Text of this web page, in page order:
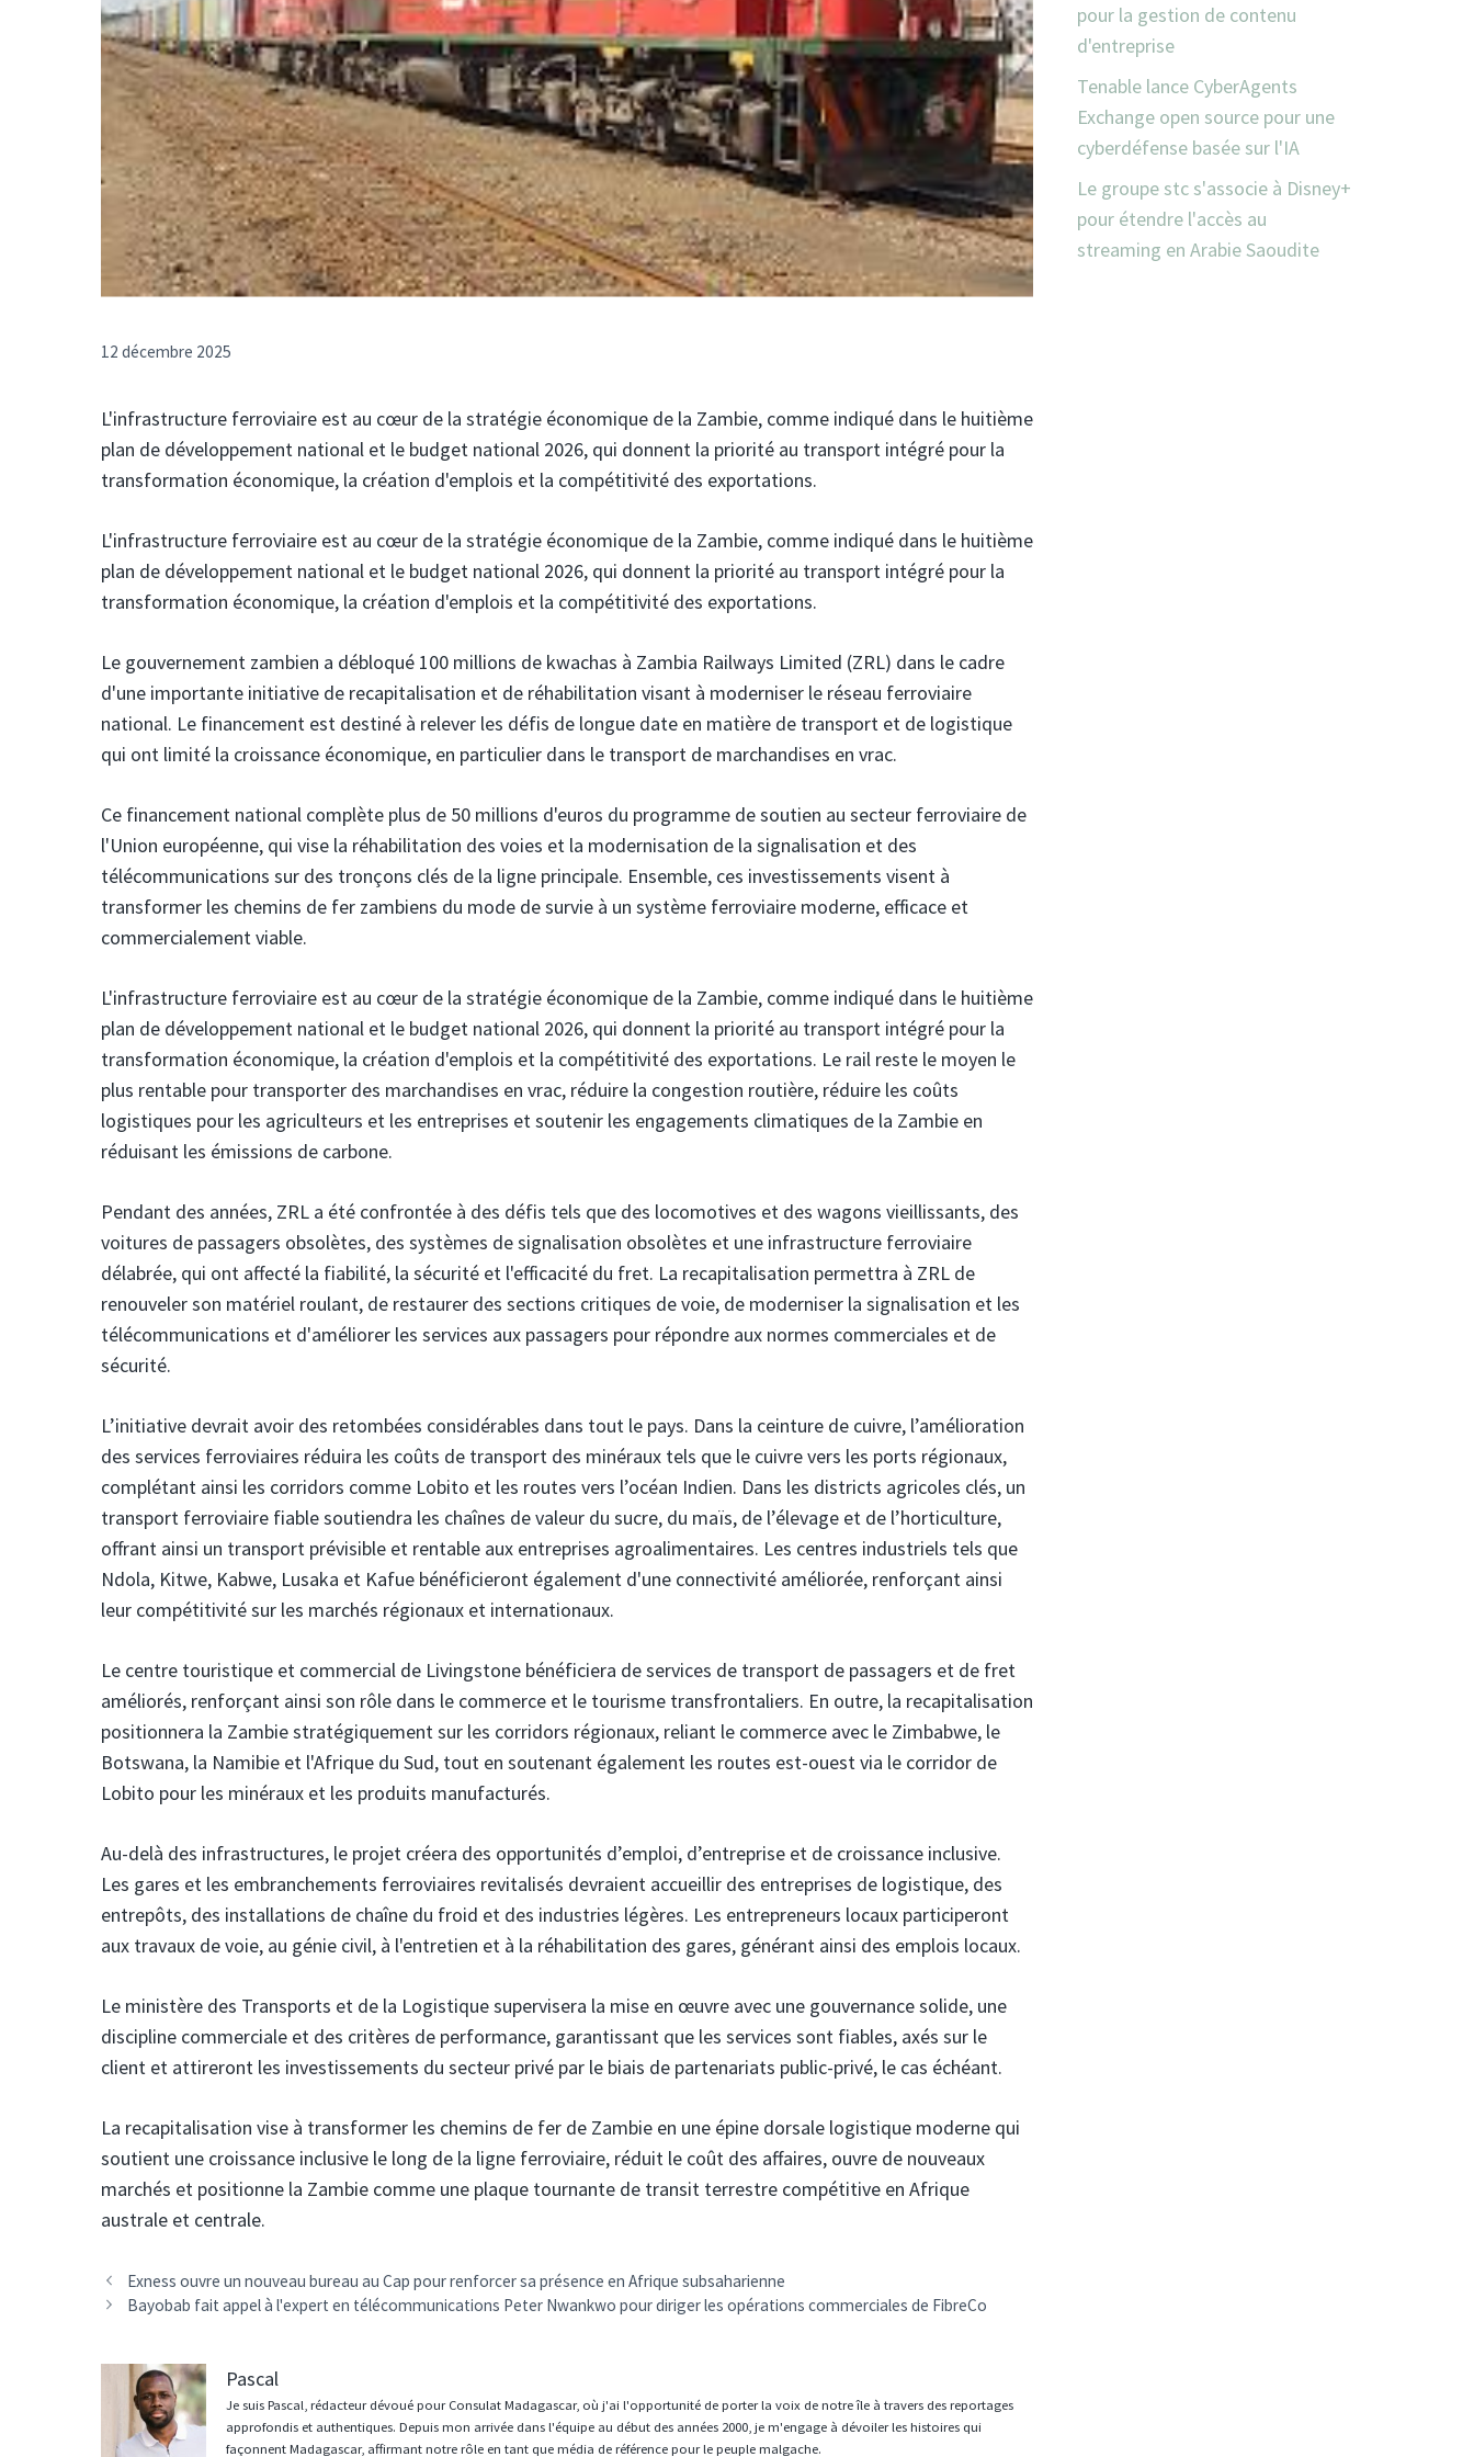
12 décembre 2025
L'infrastructure ferroviaire est au cœur de la stratégie économique de la Zambie, comme indiqué dans le huitième
plan de développement national et le budget national 2026, qui donnent la priorité au transport intégré pour la
transformation économique, la création d'emplois et la compétitivité des exportations.
L'infrastructure ferroviaire est au cœur de la stratégie économique de la Zambie, comme indiqué dans le huitième
plan de développement national et le budget national 2026, qui donnent la priorité au transport intégré pour la
transformation économique, la création d'emplois et la compétitivité des exportations.
Le gouvernement zambien a débloqué 100 millions de kwachas à Zambia Railways Limited (ZRL) dans le cadre
d'une importante initiative de recapitalisation et de réhabilitation visant à moderniser le réseau ferroviaire
national. Le financement est destiné à relever les défis de longue date en matière de transport et de logistique
qui ont limité la croissance économique, en particulier dans le transport de marchandises en vrac.
Ce financement national complète plus de 50 millions d'euros du programme de soutien au secteur ferroviaire de
l'Union européenne, qui vise la réhabilitation des voies et la modernisation de la signalisation et des
télécommunications sur des tronçons clés de la ligne principale. Ensemble, ces investissements visent à
transformer les chemins de fer zambiens du mode de survie à un système ferroviaire moderne, efficace et
commercialement viable.
L'infrastructure ferroviaire est au cœur de la stratégie économique de la Zambie, comme indiqué dans le huitième
plan de développement national et le budget national 2026, qui donnent la priorité au transport intégré pour la
transformation économique, la création d'emplois et la compétitivité des exportations. Le rail reste le moyen le
plus rentable pour transporter des marchandises en vrac, réduire la congestion routière, réduire les coûts
logistiques pour les agriculteurs et les entreprises et soutenir les engagements climatiques de la Zambie en
réduisant les émissions de carbone.
Pendant des années, ZRL a été confrontée à des défis tels que des locomotives et des wagons vieillissants, des
voitures de passagers obsolètes, des systèmes de signalisation obsolètes et une infrastructure ferroviaire
délabrée, qui ont affecté la fiabilité, la sécurité et l'efficacité du fret. La recapitalisation permettra à ZRL de
renouveler son matériel roulant, de restaurer des sections critiques de voie, de moderniser la signalisation et les
télécommunications et d'améliorer les services aux passagers pour répondre aux normes commerciales et de
sécurité.
L’initiative devrait avoir des retombées considérables dans tout le pays. Dans la ceinture de cuivre, l’amélioration
des services ferroviaires réduira les coûts de transport des minéraux tels que le cuivre vers les ports régionaux,
complétant ainsi les corridors comme Lobito et les routes vers l’océan Indien. Dans les districts agricoles clés, un
transport ferroviaire fiable soutiendra les chaînes de valeur du sucre, du maïs, de l’élevage et de l’horticulture,
offrant ainsi un transport prévisible et rentable aux entreprises agroalimentaires. Les centres industriels tels que
Ndola, Kitwe, Kabwe, Lusaka et Kafue bénéficieront également d'une connectivité améliorée, renforçant ainsi
leur compétitivité sur les marchés régionaux et internationaux.
Le centre touristique et commercial de Livingstone bénéficiera de services de transport de passagers et de fret
améliorés, renforçant ainsi son rôle dans le commerce et le tourisme transfrontaliers. En outre, la recapitalisation
positionnera la Zambie stratégiquement sur les corridors régionaux, reliant le commerce avec le Zimbabwe, le
Botswana, la Namibie et l'Afrique du Sud, tout en soutenant également les routes est-ouest via le corridor de
Lobito pour les minéraux et les produits manufacturés.
Au-delà des infrastructures, le projet créera des opportunités d’emploi, d’entreprise et de croissance inclusive.
Les gares et les embranchements ferroviaires revitalisés devraient accueillir des entreprises de logistique, des
entrepôts, des installations de chaîne du froid et des industries légères. Les entrepreneurs locaux participeront
aux travaux de voie, au génie civil, à l'entretien et à la réhabilitation des gares, générant ainsi des emplois locaux.
Le ministère des Transports et de la Logistique supervisera la mise en œuvre avec une gouvernance solide, une
discipline commerciale et des critères de performance, garantissant que les services sont fiables, axés sur le
client et attireront les investissements du secteur privé par le biais de partenariats public-privé, le cas échéant.
La recapitalisation vise à transformer les chemins de fer de Zambie en une épine dorsale logistique moderne qui
soutient une croissance inclusive le long de la ligne ferroviaire, réduit le coût des affaires, ouvre de nouveaux
marchés et positionne la Zambie comme une plaque tournante de transit terrestre compétitive en Afrique
australe et centrale.
Navigation
des
Exness ouvre un nouveau bureau au Cap pour renforcer sa présence en Afrique subsaharienne
Bayobab fait appel à l'expert en télécommunications Peter Nwankwo pour diriger les opérations commerciales de FibreCo
Pascal
Je suis Pascal, rédacteur dévoué pour Consulat Madagascar, où j'ai l'opportunité de porter la voix de notre île à travers des reportages
approfondis et authentiques. Depuis mon arrivée dans l'équipe au début des années 2000, je m'engage à dévoiler les histoires qui
façonnent Madagascar, affirmant notre rôle en tant que média de référence pour le peuple malgache.
pour la gestion de contenu
d'entreprise
Tenable lance CyberAgents
Exchange open source pour une
cyberdéfense basée sur l'IA
Le groupe stc s'associe à Disney+
pour étendre l'accès au
streaming en Arabie Saoudite